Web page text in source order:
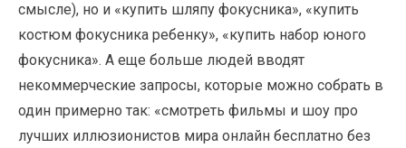
смысле), но и «купить шляпу фокусника», «купить
костюм фокусника ребенку», «купить набор юного
фокусника». А еще больше людей вводят
некоммерческие запросы, которые можно собрать в
один примерно так: «смотреть фильмы и шоу про
лучших иллюзионистов мира онлайн бесплатно без